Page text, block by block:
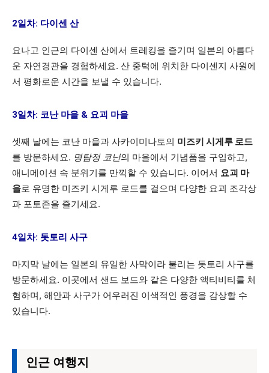
2일차: 다이센 산
요나고 인근의 다이센 산에서 트레킹을 즐기며 일본의 아름다
운 자연경관을 경험하세요. 산 중턱에 위치한 다이센지 사원에
서 평화로운 시간을 보낼 수 있습니다.
3일차: 코난 마을 & 요괴 마을
셋째 날에는 코난 마을과 사카이미나토의 미즈키 시게루 로드
를 방문하세요. 명탐정 코난의 마을에서 기념품을 구입하고,
애니메이션 속 분위기를 만끽할 수 있습니다. 이어서 요괴 마
을로 유명한 미즈키 시게루 로드를 걸으며 다양한 요괴 조각상
과 포토존을 즐기세요.
4일차: 돗토리 사구
마지막 날에는 일본의 유일한 사막이라 불리는 돗토리 사구를
방문하세요. 이곳에서 샌드 보드와 같은 다양한 액티비티를 체
험하며, 해안과 사구가 어우러진 이색적인 풍경을 감상할 수
있습니다.
인근 여행지